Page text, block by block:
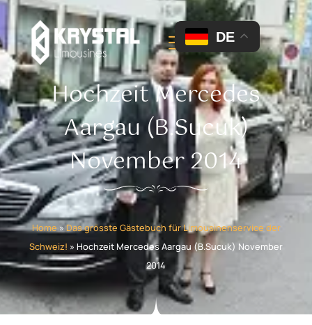
Hochzeit Mercedes
Aargau (B.Sucuk)
November 2014
Home »Das grösste Gästebuch für Limousinenservice der
Schweiz! » Hochzeit Mercedes Aargau (B.Sucuk) November
2014
DE